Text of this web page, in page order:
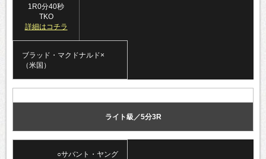
1R0分40秒
TKO
詳細はコチラ
ブラッド・マクドナルド×
（米国）
ライト級／5分3R
○サバント・ヤング